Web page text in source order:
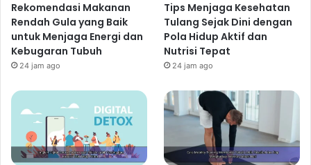
Rekomendasi Makanan
Rendah Gula yang Baik
untuk Menjaga Energi dan
Kebugaran Tubuh
24 jam ago
Tips Menjaga Kesehatan
Tulang Sejak Dini dengan
Pola Hidup Aktif dan
Nutrisi Tepat
24 jam ago